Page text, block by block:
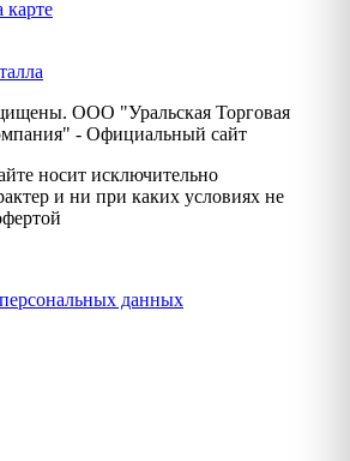
ООО "Уральская Торговая
- Официальный сайт
носит исключительно
и ни при каких условиях не
данных